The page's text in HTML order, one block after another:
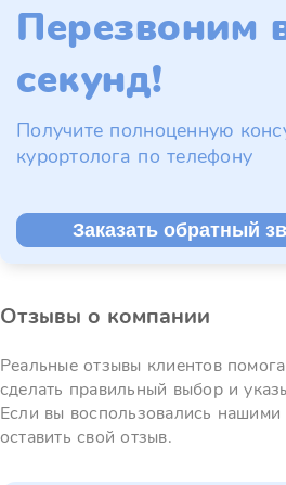
Перезвоним
секунд!
Получите полноценную
курортолога по телефону
Заказать обратный
Отзывы о компании
Реальные отзывы клиентов
сделать правильный выбор и
Если вы воспользовались нашими
оставить свой отзыв.